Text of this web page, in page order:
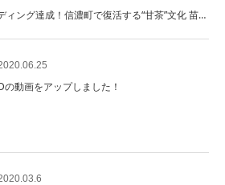
ィング達成！信濃町で復活する“甘茶”文化 苗…
の動画をアップしました！